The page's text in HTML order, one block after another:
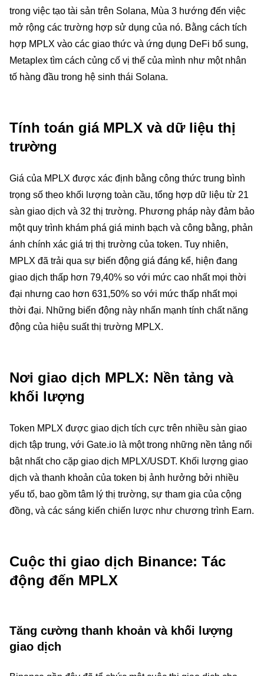
trong việc tạo tài sản trên Solana, Mùa 3 hướng đến việc
mở rộng các trường hợp sử dụng của nó. Bằng cách tích
hợp MPLX vào các giao thức và ứng dụng DeFi bổ sung,
Metaplex tìm cách củng cố vị thế của mình như một nhân
tố hàng đầu trong hệ sinh thái Solana.
Tính toán giá MPLX và dữ liệu thị
trường
Giá của MPLX được xác định bằng công thức trung bình
trọng số theo khối lượng toàn cầu, tổng hợp dữ liệu từ 21
sàn giao dịch và 32 thị trường. Phương pháp này đảm bảo
một quy trình khám phá giá minh bạch và công bằng, phản
ánh chính xác giá trị thị trường của token. Tuy nhiên,
MPLX đã trải qua sự biến động giá đáng kể, hiện đang
giao dịch thấp hơn 79,40% so với mức cao nhất mọi thời
đại nhưng cao hơn 631,50% so với mức thấp nhất mọi
thời đại. Những biến động này nhấn mạnh tính chất năng
động của hiệu suất thị trường MPLX.
Nơi giao dịch MPLX: Nền tảng và
khối lượng
Token MPLX được giao dịch tích cực trên nhiều sàn giao
dịch tập trung, với Gate.io là một trong những nền tảng nổi
bật nhất cho cặp giao dịch MPLX/USDT. Khối lượng giao
dịch và thanh khoản của token bị ảnh hưởng bởi nhiều
yếu tố, bao gồm tâm lý thị trường, sự tham gia của cộng
đồng, và các sáng kiến chiến lược như chương trình Earn.
Cuộc thi giao dịch Binance: Tác
động đến MPLX
Tăng cường thanh khoản và khối lượng
giao dịch